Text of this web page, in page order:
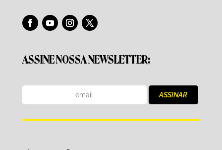
ASSINE NOSSA NEWSLETTER: